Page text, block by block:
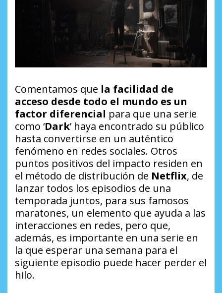
Comentamos que la facilidad de
acceso desde todo el mundo es un
factor diferencial para que una serie
como ‘Dark’ haya encontrado su público
hasta convertirse en un auténtico
fenómeno en redes sociales. Otros
puntos positivos del impacto residen en
el método de distribución de Netflix, de
lanzar todos los episodios de una
temporada juntos, para sus famosos
maratones, un elemento que ayuda a las
interacciones en redes, pero que,
además, es importante en una serie en
la que esperar una semana para el
siguiente episodio puede hacer perder el
hilo.